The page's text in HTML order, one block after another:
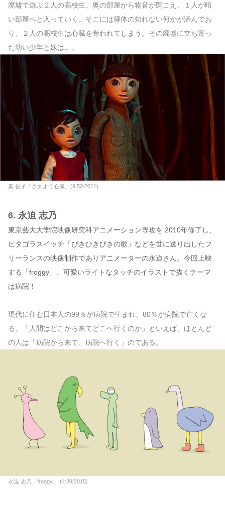
廃墟で遊ぶ２人の高校生。奥の部屋から物音が聞こえ、１人が暗
い部屋へと入っていく。そこには得体の知れない何かが潜んでお
り、２人の高校生は心臓を奪われてしまう。その廃墟に立ち寄っ
た幼い少年と妹は…。
秦 俊子「さまよう心臓」(9:52/2011)
6. 永迫 志乃
東京藝大大学院映像研究科アニメーション専攻を 2010年修了し、
ピタゴラスイッチ「ぴきひきびきの歌」などを世に送り出したフ
リーランスの映像制作でありアニメーターの永迫さん。今回上映
する「froggy」、可愛いライトなタッチのイラストで描くテーマ
は病院！
現代に住む日本人の99％が病院で生まれ、80％が病院で亡くな
る。「人間はどこから来てどこへ行くのか」といえば、ほとんど
の人は「病院から来て、病院へ行く」のである。
永迫 志乃「froggy」 (4:39/2015)